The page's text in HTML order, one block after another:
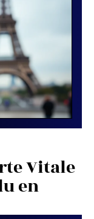
Vitale
en